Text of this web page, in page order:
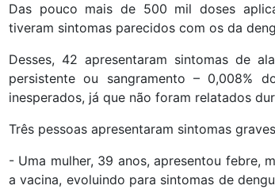
Das pouco mais de 500 mil doses
tiveram sintomas parecidos com os da
Desses, 42 apresentaram sintomas de
persistente ou sangramento – 0,008%
inesperados, já que não foram relatados
Três pessoas apresentaram sintomas
- Uma mulher, 39 anos, apresentou febre,
a vacina, evoluindo para sintomas de